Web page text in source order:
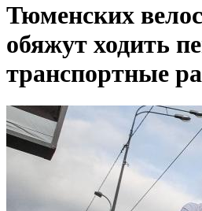
Тюменских
обяжут ходить
транспортные